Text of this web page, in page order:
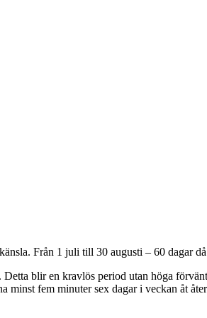
Från 1 juli till 30 augusti – 60 dagar
blir en kravlös period utan höga
fem minuter sex dagar i veckan åt